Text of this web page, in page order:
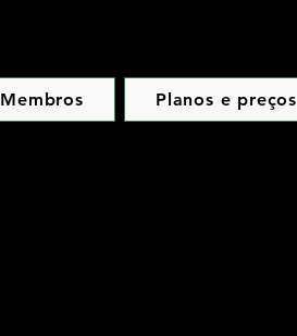
Membros Planos e preços